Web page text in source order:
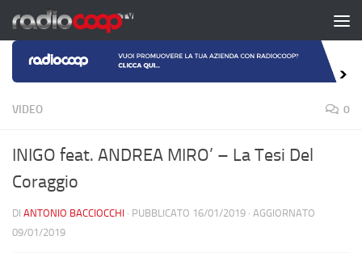
Salta al contenuto
VIDEO 0
INIGO feat. ANDREA MIRO’ – La Tesi Del
Coraggio
DI ANTONIO BACCIOCCHI · PUBBLICATO 16/01/2019 · AGGIORNATO
09/01/2019